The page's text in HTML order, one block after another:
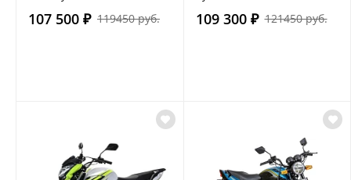
107 500 ₽ 119450 руб. 109 300 ₽ 121450 руб.